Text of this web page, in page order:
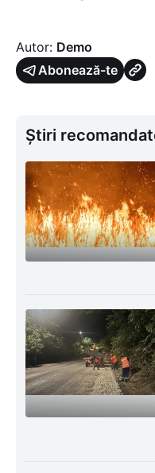
Autor: Demo
Abonează-te
Știri